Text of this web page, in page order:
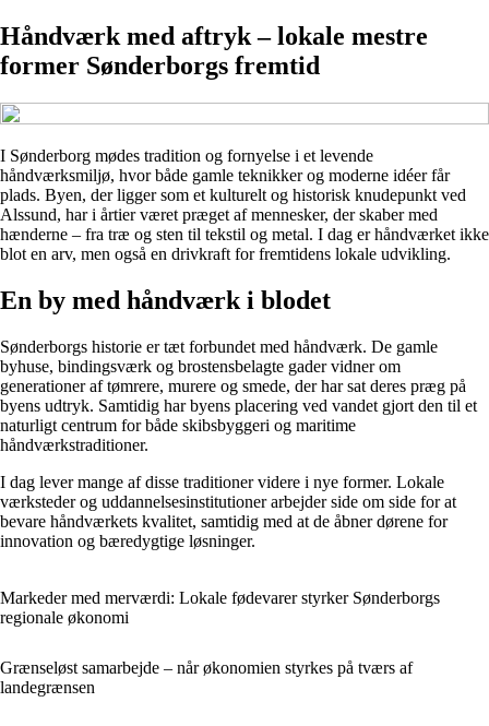
Håndværk med aftryk – lokale mestre
former Sønderborgs fremtid
I Sønderborg mødes tradition og fornyelse i et levende
håndværksmiljø, hvor både gamle teknikker og moderne idéer får
plads. Byen, der ligger som et kulturelt og historisk knudepunkt ved
Alssund, har i årtier været præget af mennesker, der skaber med
hænderne – fra træ og sten til tekstil og metal. I dag er håndværket ikke
blot en arv, men også en drivkraft for fremtidens lokale udvikling.
En by med håndværk i blodet
Sønderborgs historie er tæt forbundet med håndværk. De gamle
byhuse, bindingsværk og brostensbelagte gader vidner om
generationer af tømrere, murere og smede, der har sat deres præg på
byens udtryk. Samtidig har byens placering ved vandet gjort den til et
naturligt centrum for både skibsbyggeri og maritime
håndværkstraditioner.
I dag lever mange af disse traditioner videre i nye former. Lokale
værksteder og uddannelsesinstitutioner arbejder side om side for at
bevare håndværkets kvalitet, samtidig med at de åbner dørene for
innovation og bæredygtige løsninger.
Markeder med merværdi: Lokale fødevarer styrker Sønderborgs
regionale økonomi
Grænseløst samarbejde – når økonomien styrkes på tværs af
landegrænsen